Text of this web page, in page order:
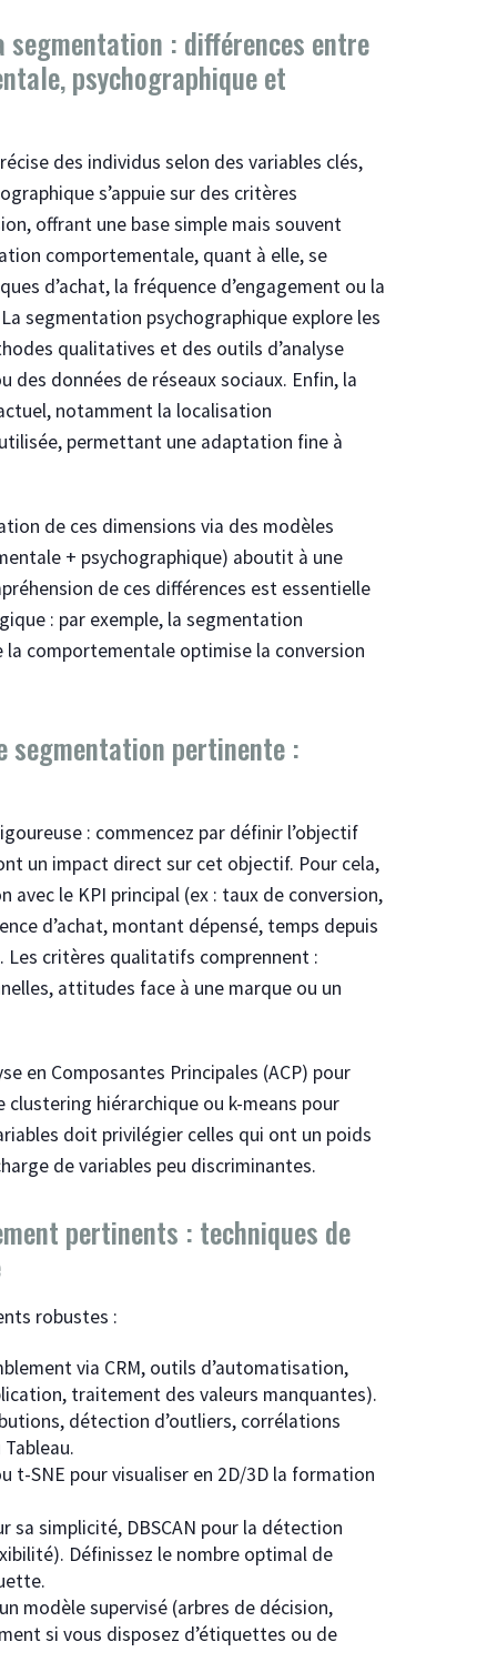
segmentation : différences entre
psychographique et
des individus selon des variables clés,
s’appuie sur des critères
offrant une base simple mais souvent
comportementale, quant à elle, se
d’achat, la fréquence d’engagement ou la
segmentation psychographique explore les
qualitatives et des outils d’analyse
des données de réseaux sociaux. Enfin, la
notamment la localisation
permettant une adaptation fine à
de ces dimensions via des modèles
+ psychographique) aboutit à une
de ces différences est essentielle
: par exemple, la segmentation
comportementale optimise la conversion
segmentation pertinente :
: commencez par définir l’objectif
un impact direct sur cet objectif. Pour cela,
le KPI principal (ex : taux de conversion,
d’achat, montant dépensé, temps depuis
Les critères qualitatifs comprennent :
attitudes face à une marque ou un
en Composantes Principales (ACP) pour
hiérarchique ou k-means pour
doit privilégier celles qui ont un poids
de variables peu discriminantes.
pertinents : techniques de
robustes :
via CRM, outils d’automatisation,
traitement des valeurs manquantes).
détection d’outliers, corrélations
t-SNE pour visualiser en 2D/3D la formation
sa simplicité, DBSCAN pour la détection
Définissez le nombre optimal de
modèle supervisé (arbres de décision,
si vous disposez d’étiquettes ou de